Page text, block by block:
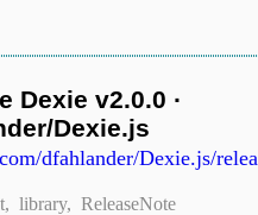
Dexie v2.0.0 ·
Dexie.js
dfahlander/Dexie.js/
library ReleaseNote